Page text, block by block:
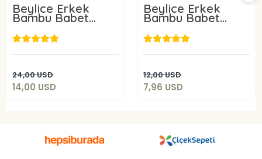
Beylice Erkek
Bambu Babet
Çorap 6 Adet
24,00 USD
14,00 USD
14,00 USD
Beylice Erkek
Bambu Babet
Çorap 3 Adet
12,00 USD
7,96 USD
7,96 USD